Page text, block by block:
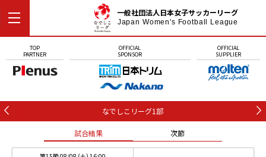
一般社団法人日本女子サッカーリーグ
Japan Women's Football League
TOP
PARTNER
OFFICIAL
SPONSOR
OFFICIAL
SUPPLIER
なでしこリーグ1部
試合結果 次節